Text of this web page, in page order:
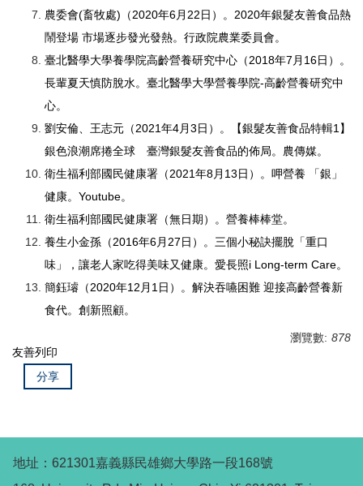
農委會(畜牧處)（2020年6月22日）。2020年銀髮友善食品熱
鬧登場 市場逐步發光發熱。行政院農業委員會。
臺北醫學大學養學院高齡營養研究中心（2018年7月16日）。
長輩夏天慎防脫水。臺北醫學大學營養學院-高齡營養研究中
心。
劉安倫、王志元（2021年4月3日）。【銀髮友善食品特輯1】
銀色浪潮席捲全球 臺灣銀髮友善食品的佈局。農傳媒。
衛生福利部國民健康署（2021年8月13日）。呷營養 「銀」
健康。Youtube。
衛生福利部國民健康署（無日期）。營養棒棒堂。
養生小金孫（2016年6月27日）。三個小秘訣擺脫「重口
味」，讓老人家吃得美味又健康。愛長照i Long-term Care。
簡鈺璿（2020年12月1日）。解決吞嚥困難 迎接高齡營養新
食代。創新照顧。
瀏覽數: 878
友善列印
分享
地址：621301嘉義縣民雄鄉大學路一段168號